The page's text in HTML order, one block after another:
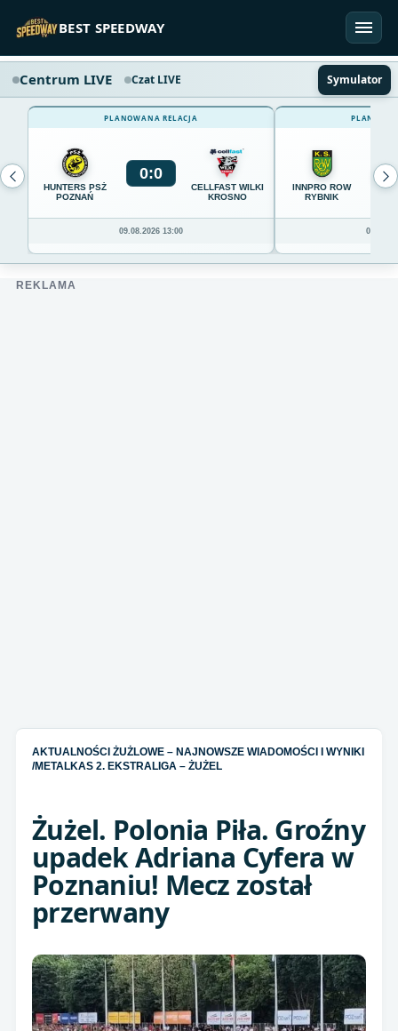
BEST SPEEDWAY
Centrum LIVE Czat LIVE Symulator
PLANOWANA RELACJA
HUNTERS PSŻ
POZNAŃ
0:0
CELLFAST WILKI
KROSNO
09.08.2026 13:00
INNPRO ROW
RYBNIK
0
REKLAMA
AKTUALNOŚCI ŻUŻLOWE – NAJNOWSZE WIADOMOŚCI I WYNIKI
/METALKAS 2. EKSTRALIGA – ŻUŻEL
Żużel. Polonia Piła. Groźny
upadek Adriana Cyfera w
Poznaniu! Mecz został
przerwany